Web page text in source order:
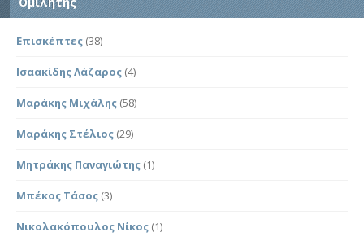
Επισκέπτες (38)
Ισαακίδης Λάζαρος (4)
Μαράκης Μιχάλης (58)
Μαράκης Στέλιος (29)
Μητράκης Παναγιώτης (1)
Μπέκος Τάσος (3)
Νικολακόπουλος Νίκος (1)